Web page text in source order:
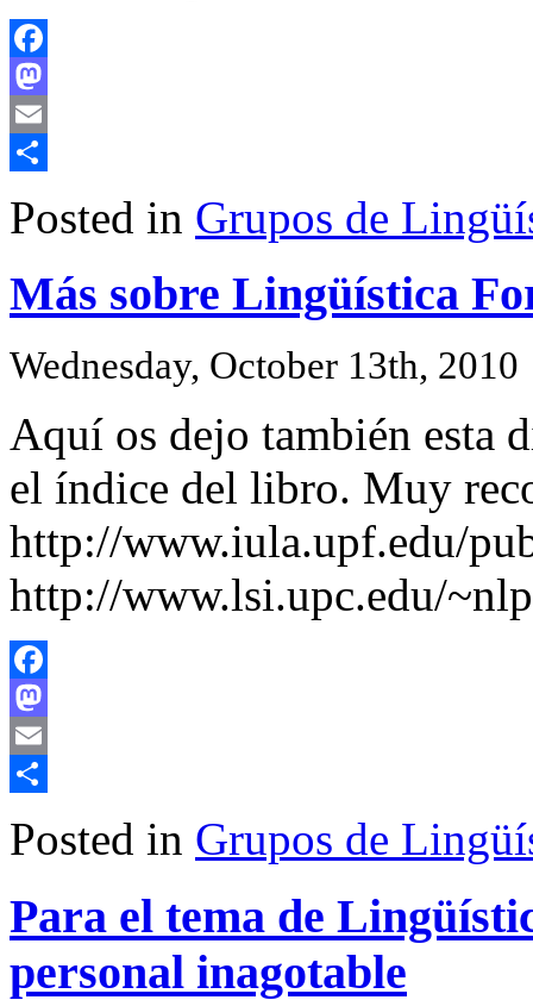
Facebook
Mastodon
Email
Posted in Grupos de
Más sobre Lingüística
Wednesday, October 13th, 2010
Aquí os dejo también esta
el índice del libro. Muy
http://www.iula.upf.edu/
http://www.lsi.upc.edu/
Facebook
Mastodon
Email
Posted in Grupos de
Para el tema de
personal inagotable